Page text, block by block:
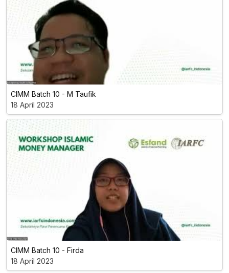
CIMM Batch 10 - M Taufik
18 April 2023
CIMM Batch 10 - Firda
18 April 2023